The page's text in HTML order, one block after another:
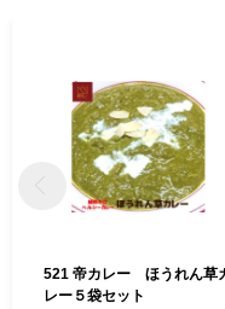
く、交通網も充実した住
521 帝カレー ほうれん草
レー５袋セット